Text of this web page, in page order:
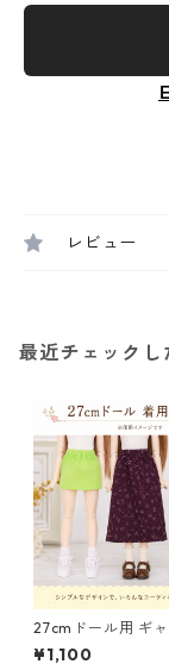
レビュー
最近チェックし
27cmドール用 ギャ
ト 3点セット アウ
¥1,100